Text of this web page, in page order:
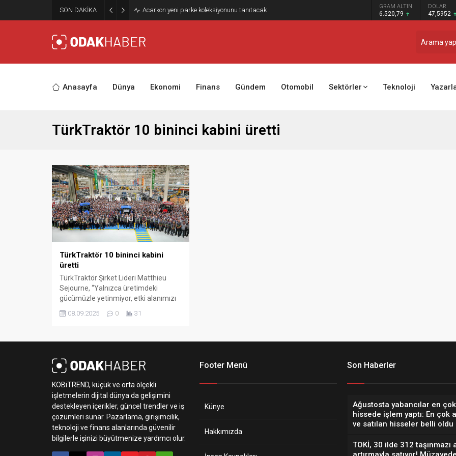
SON DAKİKA Acarkon yeni parke koleksiyonunu tanıtacak GRAM ALTIN
6.520,79
DOLAR
47,5952
Anasayfa Dünya Ekonomi Finans Gündem Otomobil Sektörler Teknoloji
TürkTraktör 10 bininci kabini üretti
TürkTraktör 10 bininci kabini
üretti
TürkTraktör Şirket Lideri Matthieu
Sejourne, “Yalnızca üretimdeki
gücümüzle yetinmiyor, etki alanımızı
ve dönüştürmek için kullanıyoruz”
yapılan açıklamaya göre, TürkTraktör,
29 milyon avro yatırım ile 2025’in ilk
metrekarelik yeni...
08.09.2025 0 31
KOBiTREND, küçük ve orta ölçekli
işletmelerin dijital dünya da gelişimini
destekleyen içerikler, güncel trendler ve iş
çözümleri sunar. Pazarlama, girişimcilik,
teknoloji ve finans alanlarında güvenilir
bilgilerle işinizi büyütmenize yardımcı olur.
Footer Menü
Künye
Hakkımızda
Son Haberler
Ağustosta yabancılar en
hissede işlem yaptı: En çok
ve satılan hisseler belli oldu
TOKİ, 30 ilde 312 taşınmazı